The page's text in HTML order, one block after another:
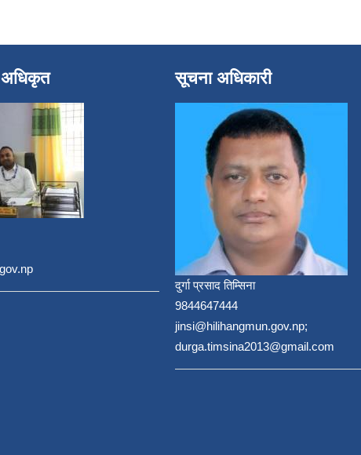
अधिकृत सूचना अधिकारी
दुर्गा प्रसाद तिम्सिना
9844647444
jinsi@hilihangmun.gov.np;
durga.timsina2013@gmail.com